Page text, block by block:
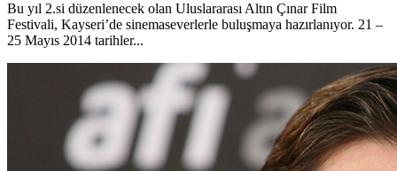
Bu yıl 2.si düzenlenecek olan Uluslararası Altın Çınar Film
Festivali, Kayseri’de sinemaseverlerle buluşmaya hazırlanıyor. 21 –
25 Mayıs 2014 tarihler...